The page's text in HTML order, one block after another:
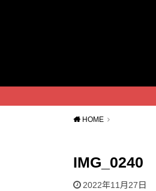
HOME
IMG_0240
2022年11月27日